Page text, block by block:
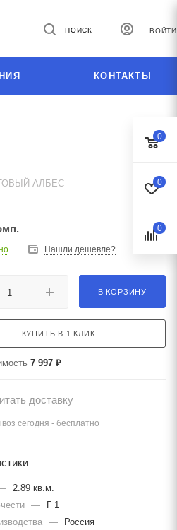
ПОИСК ВОЙТИ
КОНТАКТЫ
АЛБЕС
Нашли дешевле?
В КОРЗИНУ
КУПИТЬ В 1 КЛИК
7 997 ₽
доставку
сегодня - бесплатно
2.89 кв.м.
—
Г 1
—
Россия
0
0
0